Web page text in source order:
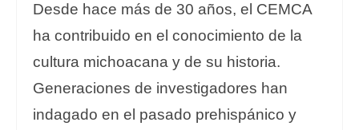
Desde hace más de 30 años, el CEMCA
ha contribuido en el conocimiento de la
cultura michoacana y de su historia.
Generaciones de investigadores han
indagado en el pasado prehispánico y